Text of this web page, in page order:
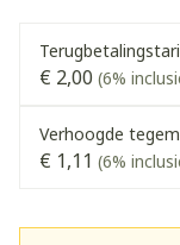
€ 2,00 (6%
Verhoogde
€ 1,11 (6%